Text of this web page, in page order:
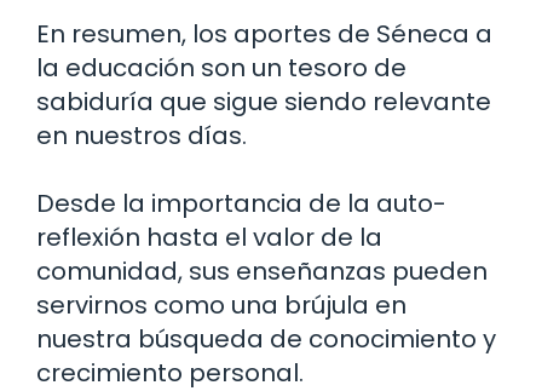
En resumen, los aportes de Séneca a
la educación son un tesoro de
sabiduría que sigue siendo relevante
en nuestros días.
Desde la importancia de la auto-
reflexión hasta el valor de la
comunidad, sus enseñanzas pueden
servirnos como una brújula en
nuestra búsqueda de conocimiento y
crecimiento personal.